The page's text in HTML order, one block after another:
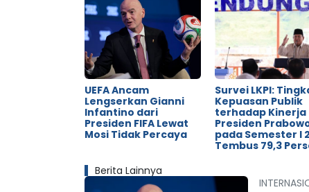
UEFA Ancam
Lengserkan Gianni
Infantino dari
Presiden FIFA Lewat
Mosi Tidak Percaya
Survei LKPI:
Kepuasan Publik
terhadap Kinerja
Presiden
pada Semester I
Tembus 79,3
Berita Lainnya